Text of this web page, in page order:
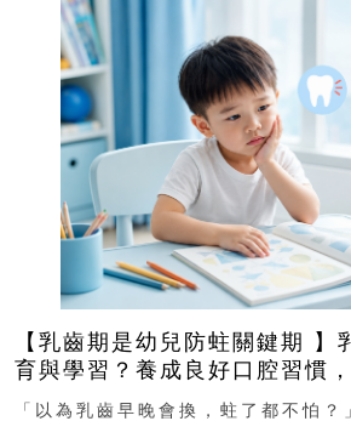
【乳齒期是幼兒防蛀關鍵期 】
育與學習？養成良好口腔習慣， 舒適達 強化琺
瑯質 兒童牙膏防護指南
「以為乳齒早晚會換，蛀了都不怕？